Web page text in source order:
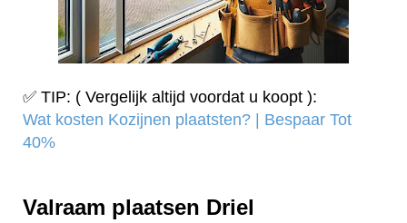
✅ TIP: ( Vergelijk altijd voordat u koopt ):
Wat kosten Kozijnen plaatsten? | Bespaar Tot
40%‎
Valraam plaatsen Driel